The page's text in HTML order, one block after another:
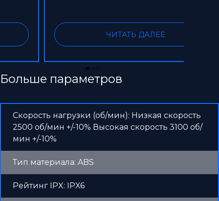
ЧИТАТЬ ДАЛЕЕ
Больше параметров
Скорость нагрузки (об/мин): Низкая скорость
2500 об/мин +/-10% Высокая скорость 3100 об/
мин +/-10%
Тип материала: ABS
Рейтинг IPX: IPX6